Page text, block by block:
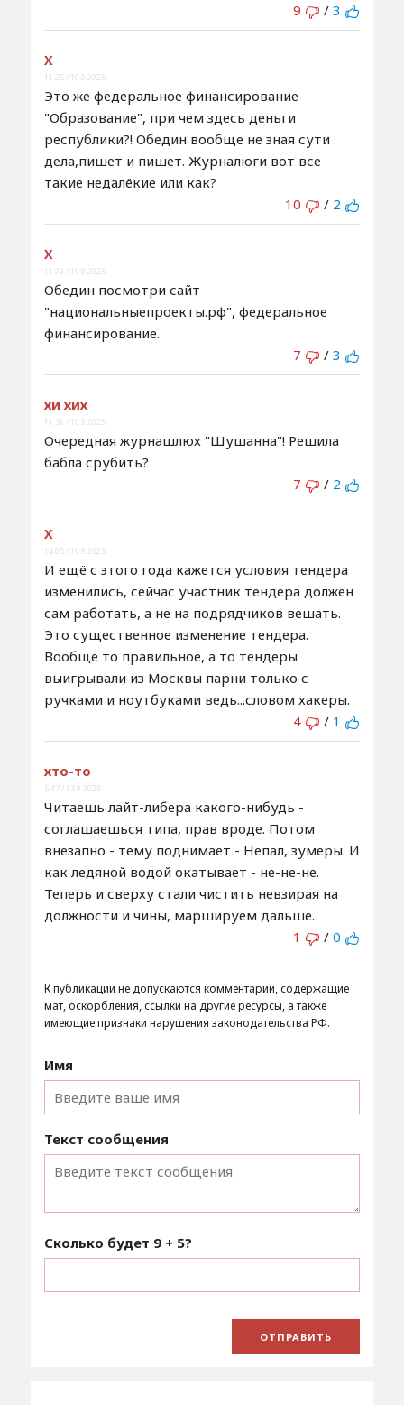
9 / 3
Х
11:25 / 10.9.2025
Это же федеральное финансирование
"Образование", при чем здесь деньги
республики?! Обедин вообще не зная сути
дела,пишет и пишет. Журналюги вот все
такие недалёкие или как?
10
/ 2
Х
11:29 / 10.9.2025
Обедин посмотри сайт
"национальныепроекты.рф", федеральное
финансирование.
7
/ 3
хи хих
11:36 / 10.9.2025
Очередная журнашлюх "Шушанна"! Решила
бабла срубить?
7
/ 2
Х
14:05 / 10.9.2025
И ещё с этого года кажется условия тендера
изменились, сейчас участник тендера должен
сам работать, а не на подрядчиков вешать.
Это существенное изменение тендера.
Вообще то правильное, а то тендеры
выигрывали из Москвы парни только с
ручками и ноутбуками ведь...словом хакеры.
4
/ 1
хто-то
5:47 / 13.9.2025
Читаешь лайт-либера какого-нибудь -
соглашаешься типа, прав вроде. Потом
внезапно - тему поднимает - Непал, зумеры. И
как ледяной водой окатывает - не-не-не.
Теперь и сверху стали чистить невзирая на
должности и чины, маршируем дальше.
1
/ 0
К публикации не допускаются комментарии, содержащие
мат, оскорбления, ссылки на другие ресурсы, а также
имеющие признаки нарушения законодательства РФ.
Имя
Текст сообщения
Сколько будет 9 + 5?